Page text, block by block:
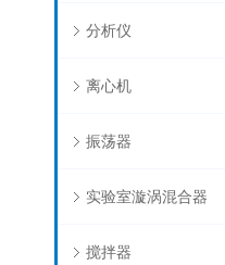
分析仪
离心机
振荡器
实验室漩涡混合器
搅拌器